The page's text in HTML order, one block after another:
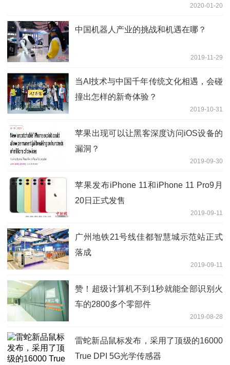
2020-01-20
中国机器人产业的挑战和机遇在哪？
2019-11-29
当AI技术与中国千年传统文化相遇，会碰
撞出怎样的新奇体验？
2019-10-31
苹果出现可以让黑客深度访问iOS设备的
漏洞？
2019-09-30
苹果发布iPhone 11和iPhone 11 Pro9月
20日正式发售
2019-09-11
广州地铁21号线佳都智慧城示范站正式
落成
2019-09-11
赞！超级计算机不到1秒就能全部识别火
车的2800多个零部件
2019-08-28
雷蛇新品鼠标发布，采用了顶级的16000
True DPI 5G光学传感器